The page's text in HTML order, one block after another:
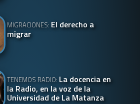
MIGRACIONES: El derecho a
migrar
TENEMOS RADIO: La docencia en
la Radio, en la voz de la
Universidad de La Matanza